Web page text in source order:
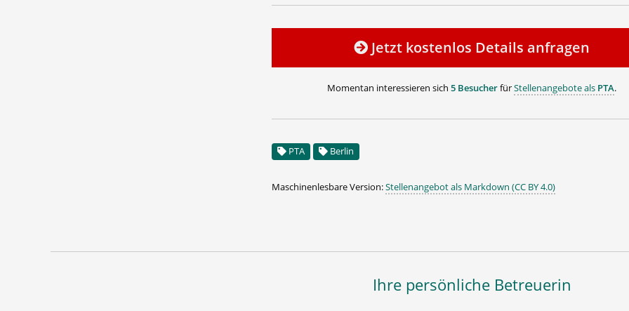
Jetzt kostenlos Details anfragen
Momentan interessieren sich 5 BesucherfürStellenangebote als PTA.
PTA Berlin
Maschinenlesbare Version:Stellenangebot als Markdown (CC BY 4.0)
Ihre persönliche Betreuerin